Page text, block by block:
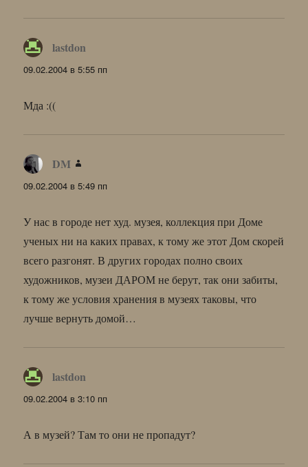
lastdon
09.02.2004 в 5:55 пп
Мда :((
DM
09.02.2004 в 5:49 пп
У нас в городе нет худ. музея, коллекция при Доме
ученых ни на каких правах, к тому же этот Дом скорей
всего разгонят. В других городах полно своих
художников, музеи ДАРОМ не берут, так они забиты,
к тому же условия хранения в музеях таковы, что
лучше вернуть домой…
lastdon
09.02.2004 в 3:10 пп
А в музей? Там то они не пропадут?